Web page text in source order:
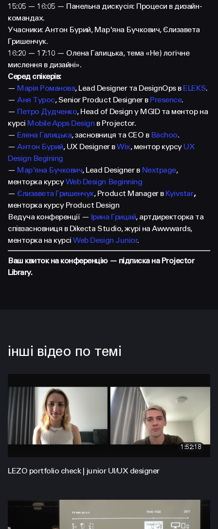
15:05 — 16:05 — Панельна дискусія: Процеси в дизайн-
командах.
Учасники: Антон Бурий, Мар'яна Бучкович, Єлизавета
Гришенчук.
16:20 — 17:10 — Олена Галицька, тема «Не) логічне
мислення в дизайні».
Серед спікерів:
— Марія Романова, Lead Designer та DesignOps в ELEKS.
—Аня Турос, Senior Product Designer в Presence.
— Петро Дудченко, Head of Design у MGID та ментор на
курсі Mobile Apps Design в Projector.
— Елена Галицька, засновниця та CEO в Báchoo.
—Антон Бурий, UX Designer вWix, ментор курсу UX
Design Begining
— Мар'яна Бучкович, Lead Designer в Nextpage,
менторка курсуWeb Design Beginning
— Єлизавета Гришенчук, Product Manager в Kyivstar,
менторка курсу Product Design
Ведуча конференції — Ірина Грицай, артдиректорка та
співзасновниця в Dikecta Studio, журі на Awwwards,
менторка на курсіWeb Design Junior.
Ваш квиток на конференцію — підписка на Projector
Library.
інші відео по темі
1:52:18
LEZO portfolio check | junior UI/UX designer